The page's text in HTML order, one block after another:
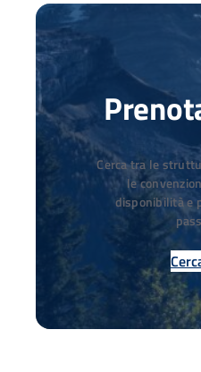
Cerca tra le
le
disponibilità e